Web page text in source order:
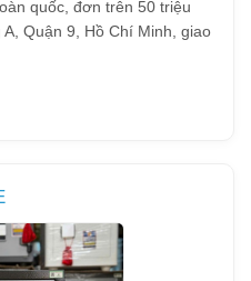
quốc, đơn trên 50 triệu
Quận 9, Hồ Chí Minh, giao